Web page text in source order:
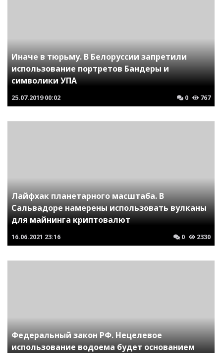
Иначе в тюрьму. В Белоруссии запретили
использование портретов Бандеры и
символики УПА
25.07.2019 00:02 0 767
Лайфхак планетарного масштаба. В
Сальвадоре намерены использовать вулканы
для майнинга криптовалют
16.06.2021 23:16 0 2330
Федеральный закон РФ. Нецелевое
использование водоема будет основанием